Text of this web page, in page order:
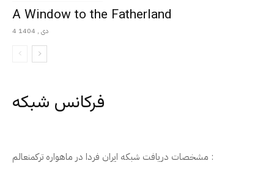
A Window to the Fatherland
4 دی , 1404
فرکانس شبکه
مشخصات دریافت شبکه ایران فردا در ماهواره ترکمنعالم :